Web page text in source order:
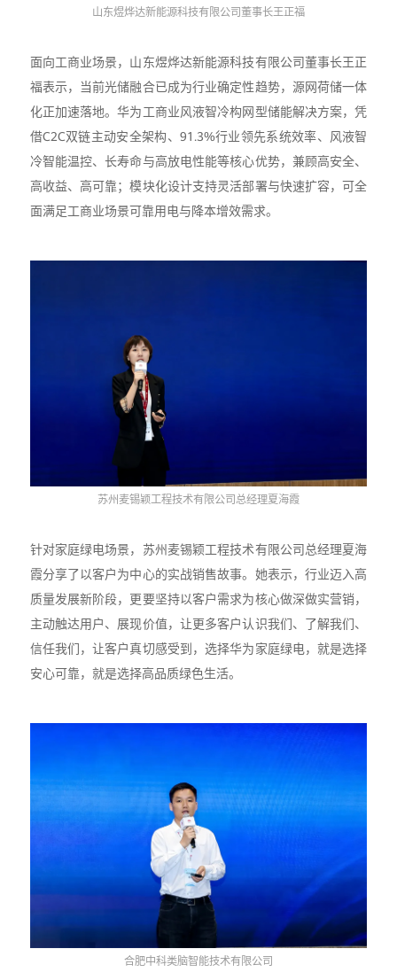
山东煜烨达新能源科技有限公司董事长王正福
面向工商业场景，山东煜烨达新能源科技有限公司董事长王正
福表示，当前光储融合已成为行业确定性趋势，源网荷储一体
化正加速落地。华为工商业风液智冷构网型储能解决方案，凭
借C2C双链主动安全架构、91.3%行业领先系统效率、风液智
冷智能温控、长寿命与高放电性能等核心优势，兼顾高安全、
高收益、高可靠；模块化设计支持灵活部署与快速扩容，可全
面满足工商业场景可靠用电与降本增效需求。
苏州麦锡颖工程技术有限公司总经理夏海霞
针对家庭绿电场景，苏州麦锡颖工程技术有限公司总经理夏海
霞分享了以客户为中心的实战销售故事。她表示，行业迈入高
质量发展新阶段，更要坚持以客户需求为核心做深做实营销，
主动触达用户、展现价值，让更多客户认识我们、了解我们、
信任我们，让客户真切感受到，选择华为家庭绿电，就是选择
安心可靠，就是选择高品质绿色生活。
合肥中科类脑智能技术有限公司